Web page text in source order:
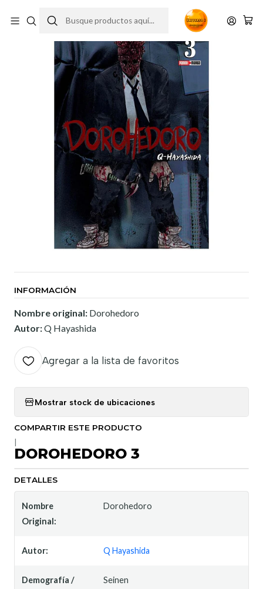
INFORMACIÓN
Nombre original: Dorohedoro
Autor:Q Hayashida
Agregar a la lista de favoritos
Mostrar stock de ubicaciones
COMPARTIR ESTE PRODUCTO
DOROHEDORO 3
DETALLES
Nombre
Original:
Dorohedoro
Autor: Q Hayashida
Demografía /
Seinen